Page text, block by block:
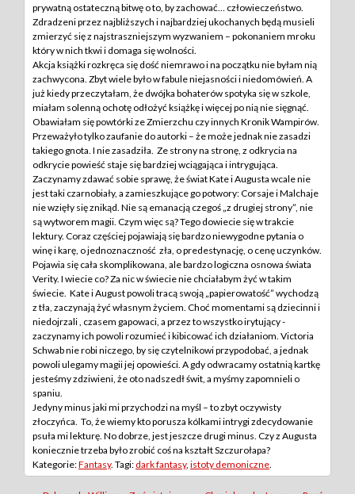
prywatną ostateczną bitwę o to, by zachować… człowieczeństwo.
Zdradzeni przez najbliższych i najbardziej ukochanych będą musieli
zmierzyć się z najstraszniejszym wyzwaniem – pokonaniem mroku
który w nich tkwi i domaga się wolności.
Akcja książki rozkręca się dość niemrawo i na początku nie byłam nią
zachwycona. Zbyt wiele było w fabule niejasności i niedomówień. A
już kiedy przeczytałam, że dwójka bohaterów spotyka się w szkole,
miałam solenną ochotę odłożyć książkę i więcej po nią nie sięgnąć.
Obawiałam się powtórki ze Zmierzchu czy innych Kronik Wampirów.
Przeważyło tylko zaufanie do autorki – że może jednak nie zasadzi
takiego gnota. I nie zasadziła. Ze strony na stronę, z odkrycia na
odkrycie powieść staje się bardziej wciągająca i intrygująca.
Zaczynamy zdawać sobie sprawę, że świat Kate i Augusta wcale nie
jest taki czarnobiały, a zamieszkujące go potwory: Corsaje i Malchaje
nie wzięły się znikąd. Nie są emanacją czegoś „z drugiej strony”, nie
są wytworem magii. Czym więc są? Tego dowiecie się w trakcie
lektury. Coraz częściej pojawiają się bardzo niewygodne pytania o
winę i karę, o jednoznaczność zła, o predestynację, o cenę uczynków.
Pojawia się cała skomplikowana, ale bardzo logiczna osnowa świata
Verity. I wiecie co? Za nic w świecie nie chciałabym żyć w takim
świecie. Kate i August powoli tracą swoją „papierowatość” wychodzą
z tła, zaczynają żyć własnym życiem. Choć momentami są dziecinni i
niedojrzali , czasem gapowaci, a przez to wszystko irytujący -
zaczynamy ich powoli rozumieć i kibicować ich działaniom. Victoria
Schwab nie robi niczego, by się czytelnikowi przypodobać, a jednak
powoli ulegamy magii jej opowieści. A gdy odwracamy ostatnią kartkę
jesteśmy zdziwieni, że oto nadszedł świt, a myśmy zapomnieli o
spaniu.
Jedyny minus jaki mi przychodzi na myśl – to zbyt oczywisty
złoczyńca. To, że wiemy kto porusza kólkami intrygi zdecydowanie
psuła mi lekturę. No dobrze, jest jeszcze drugi minus. Czy z Augusta
koniecznie trzeba było zrobić coś na kształt Szczurołapa?
Kategorie:Fantasy. Tagi: dark fantasy, istoty demoniczne